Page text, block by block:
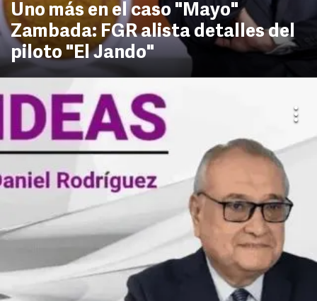
Uno más en el caso "Mayo"
Zambada: FGR alista detalles del
piloto "El Jando"